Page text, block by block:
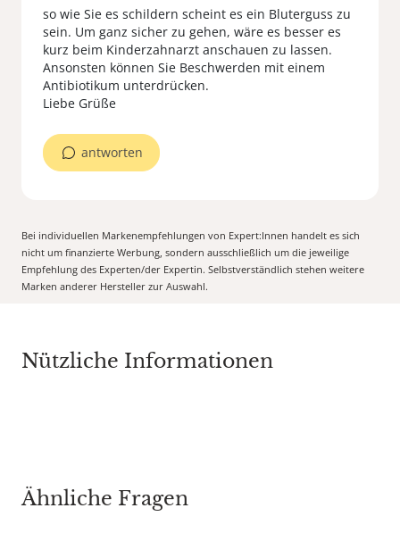
so wie Sie es schildern scheint es ein Bluterguss zu
sein. Um ganz sicher zu gehen, wäre es besser es
kurz beim Kinderzahnarzt anschauen zu lassen.
Ansonsten können Sie Beschwerden mit einem
Antibiotikum unterdrücken.
Liebe Grüße
antworten
Bei individuellen Markenempfehlungen von Expert:Innen handelt es sich
nicht um finanzierte Werbung, sondern ausschließlich um die jeweilige
Empfehlung des Experten/der Expertin. Selbstverständlich stehen weitere
Marken anderer Hersteller zur Auswahl.
Nützliche Informationen
Ähnliche Fragen